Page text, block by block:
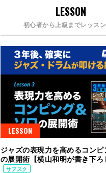
LESSON
初心者から上級までレッス
LESSON
ジャズの表現力を高めるコンピ
の展開術【横山和明が書き下ろ
サブスク